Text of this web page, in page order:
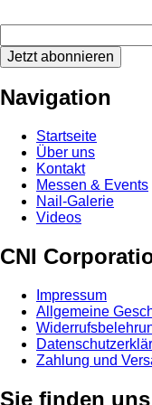
Jetzt abonnieren
Navigation
Startseite
Über uns
Kontakt
Messen & Events
Nail-Galerie
Videos
CNI
Impressum
Allgemeine
Zahlung und
Sie finden